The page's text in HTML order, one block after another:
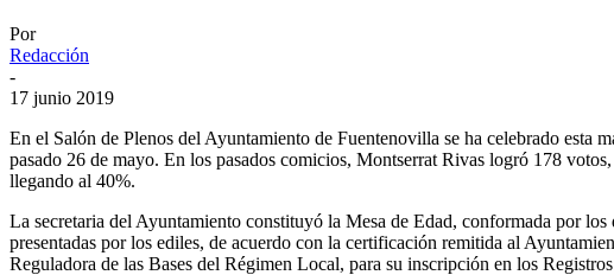
Por
Redacción
-
17 junio 2019
En el Salón de Plenos del Ayuntamiento de Fuentenovilla se ha celebrado esta
pasado 26 de mayo. En los pasados comicios, Montserrat Rivas logró 178
llegando al 40%.
La secretaria del Ayuntamiento constituyó la Mesa de Edad, conformada por
presentadas por los ediles, de acuerdo con la certificación remitida al
Reguladora de las Bases del Régimen Local, para su inscripción en los